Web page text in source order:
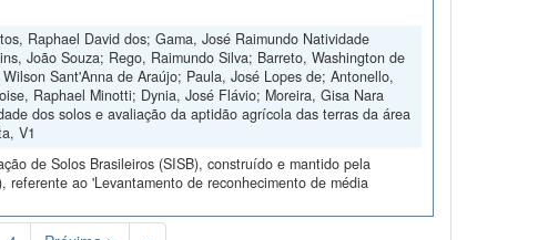
Raphael David dos; Gama, José Raimundo Natividade
João Souza; Rego, Raimundo Silva; Barreto, Washington de
Sant'Anna de Araújo; Paula, José Lopes de; Antonello,
Raphael Minotti; Dynia, José Flávio; Moreira, Gisa Nara
dos solos e avaliação da aptidão agrícola das terras da área
V1
de Solos Brasileiros (SISB), construído e mantido pela
referente ao 'Levantamento de reconhecimento de média